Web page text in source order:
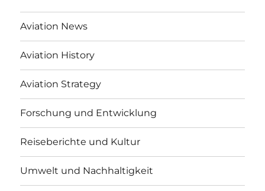
Aviation News
Aviation History
Aviation Strategy
Forschung und Entwicklung
Reiseberichte und Kultur
Umwelt und Nachhaltigkeit